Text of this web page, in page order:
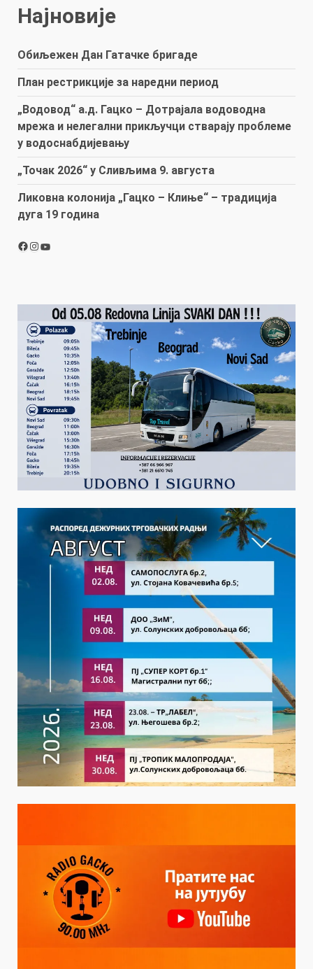
Најновије
Обиљежен Дан Гатачке бригаде
План рестрикције за наредни период
„Водовод“ а.д. Гацко – Дотрајала водоводна
мрежа и нелегални прикључци стварају проблеме
у водоснабдијевању
„Точак 2026“ у Сливљима 9. августа
Ликовна колонија „Гацко – Клиње“ – традиција
дуга 19 година
Facebook
Instagram
YouTube